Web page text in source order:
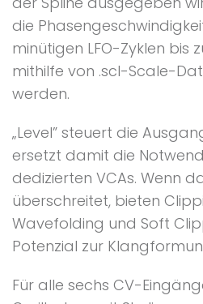
die
minütigen LFO-Zyklen bis
mithilfe von .scl-Scale-
werden.
„Level” steuert die
ersetzt damit die
dedizierten VCAs. Wenn
überschreitet, bieten
Wavefolding und Soft
Potenzial zur
Für alle sechs CV-